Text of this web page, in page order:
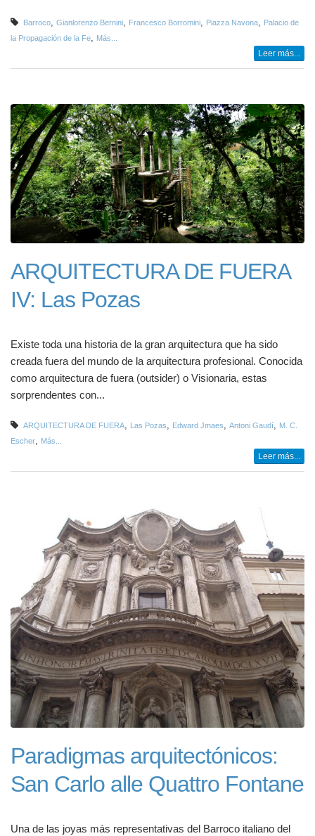
Barroco Gianlorenzo Bernini Francesco Borromini Piazza Navona
Palacio de
la Propagación de la Fe
Más...
Leer más...
ARQUITECTURA DE FUERA
IV: Las Pozas
Existe toda una historia de la gran arquitectura que ha sido
creada fuera del mundo de la arquitectura profesional. Conocida
como arquitectura de fuera (outsider) o Visionaria, estas
sorprendentes con...
ARQUITECTURA DE FUERA, Las Pozas, Edward Jmaes, Antoni Gaudí, M. C.
Escher, Más...
Leer más...
Paradigmas arquitectónicos:
San Carlo alle Quattro Fontane
Una de las joyas más representativas del Barroco italiano del